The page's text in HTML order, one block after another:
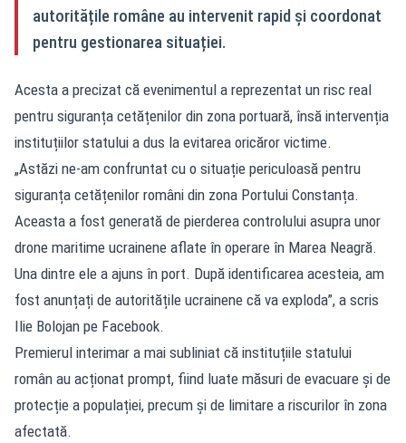
autoritățile române au intervenit rapid și coordonat
pentru gestionarea situației.
Acesta a precizat că evenimentul a reprezentat un risc real
pentru siguranța cetățenilor din zona portuară, însă intervenția
instituțiilor statului a dus la evitarea oricăror victime.
„Astăzi ne-am confruntat cu o situație periculoasă pentru
siguranța cetățenilor români din zona Portului Constanța.
Aceasta a fost generată de pierderea controlului asupra unor
drone maritime ucrainene aflate în operare în Marea Neagră.
Una dintre ele a ajuns în port. După identificarea acesteia, am
fost anunțați de autoritățile ucrainene că va exploda”, a scris
Ilie Bolojan pe Facebook.
Premierul interimar a mai subliniat că instituțiile statului
român au acționat prompt, fiind luate măsuri de evacuare și de
protecție a populației, precum și de limitare a riscurilor în zona
afectată.